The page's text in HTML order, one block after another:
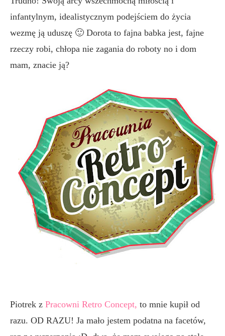
infantylnym, idealistycznym podejściem do życia
wezmę ją uduszę 🙂 Dorota to fajna babka jest, fajne
rzeczy robi, chłopa nie zagania do roboty no i dom
mam, znacie ją?
Piotrek z Pracowni Retro Concept, to mnie kupił od
razu. OD RAZU! Ja mało jestem podatna na facetów,